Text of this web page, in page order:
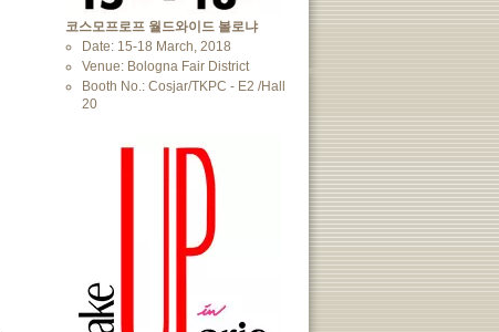
코스모프로프 월드와이드 볼로냐
Date: 15-18 March, 2018
Venue: Bologna Fair District
Booth No.: Cosjar/TKPC - E2 /Hall
20